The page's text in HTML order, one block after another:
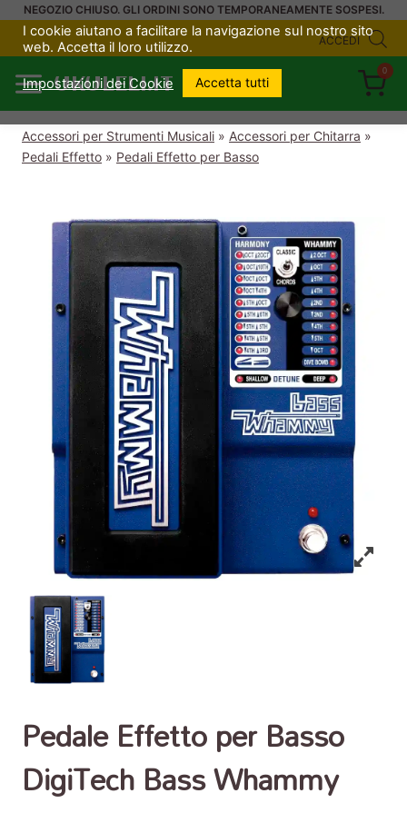
SaltaNEGOZIO CHIUSO. GLI ORDINI SONO TEMPORANEAMENTE SOSPESI.
ACCEDI
UKULELI.IT
0
Accessori per Strumenti Musicali » Accessori per Chitarra »
Pedali Effetto » Pedali Effetto per Basso
Pedale Effetto per Basso
DigiTech Bass Whammy
I cookie aiutano a facilitare la navigazione sul nostro sito
web. Accetta il loro utilizzo.
Impostazioni dei Cookie Accetta tutti